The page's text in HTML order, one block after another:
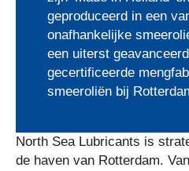
geproduceerd in een
onafhankelijke
een uiterst
gecertificeerde
smeeroliën bij
North Sea Lubricants is
de haven van Rotterdam.